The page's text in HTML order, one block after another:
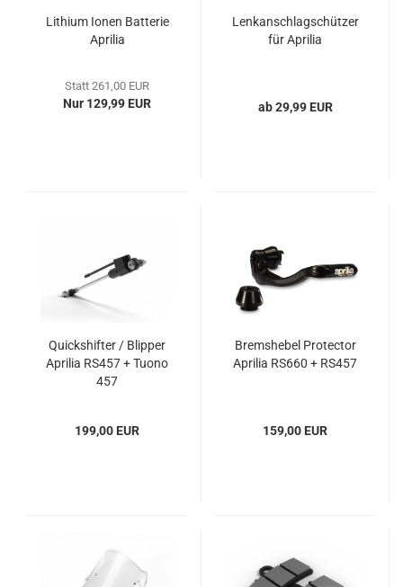
Lithium Ionen Batterie
Aprilia
Statt 261,00 EUR
Nur 129,99 EUR
Lenkanschlagschützer
für Aprilia
ab 29,99 EUR
Quickshifter / Blipper
Aprilia RS457 + Tuono
457
199,00 EUR
Bremshebel Protector
Aprilia RS660 + RS457
159,00 EUR